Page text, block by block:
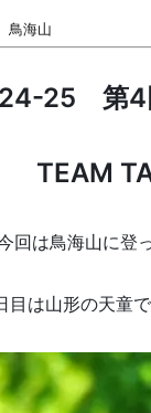
鳥海山
25 第4
TEAM
回は鳥海山に登
目は山形の天童